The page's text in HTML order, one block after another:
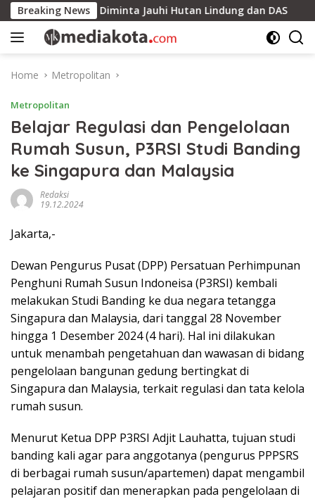
Skip
to
content
Breaking News
Timur Diminta Jauhi Hutan Lindung dan DAS
Home Metropolitan
Metropolitan
Belajar Regulasi dan Pengelolaan
Rumah Susun, P3RSI Studi Banding
ke Singapura dan Malaysia
Redaksi
19.12.2024
Jakarta,-
Dewan Pengurus Pusat (DPP) Persatuan Perhimpunan
Penghuni Rumah Susun Indoneisa (P3RSI) kembali
melakukan Studi Banding ke dua negara tetangga
Singapura dan Malaysia, dari tanggal 28 November
hingga 1 Desember 2024 (4 hari). Hal ini dilakukan
untuk menambah pengetahuan dan wawasan di bidang
pengelolaan bangunan gedung bertingkat di
Singapura dan Malaysia, terkait regulasi dan tata kelola
rumah susun.
Menurut Ketua DPP P3RSI Adjit Lauhatta, tujuan studi
banding kali agar para anggotanya (pengurus PPPSRS
di berbagai rumah susun/apartemen) dapat mengambil
pelajaran positif dan menerapkan pada pengelolaan di